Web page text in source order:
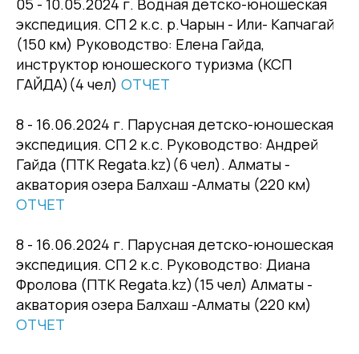
05 - 10.05.2024 г. Водная детско-юношеская
экспедиция. СП 2 к.с. р.Чарын - Или- Капчагай
(150 км) Руководство: Елена Гайда,
инструктор юношеского туризма (КСП
ГАЙДА)(4 чел) ОТЧЕТ
8 - 16.06.2024 г. Парусная детско-юношеская
экспедиция. СП 2 к.с. Руководство: Андрей
Гайда (ПТК Regata.kz)(6 чел). Алматы -
акватория озера Балхаш -Алматы (220 км)
ОТЧЕТ
8 - 16.06.2024 г. Парусная детско-юношеская
экспедиция. СП 2 к.с. Руководство: Диана
Фролова (ПТК Regata.kz)(15 чел) Алматы -
акватория озера Балхаш -Алматы (220 км)
ОТЧЕТ